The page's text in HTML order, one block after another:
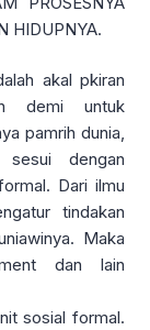
HIDUPNYA.
akal pkiran
demi untuk
pamrih dunia,
sesui dengan
Dari ilmu
tindakan
Maka
dan lain
sosial formal.